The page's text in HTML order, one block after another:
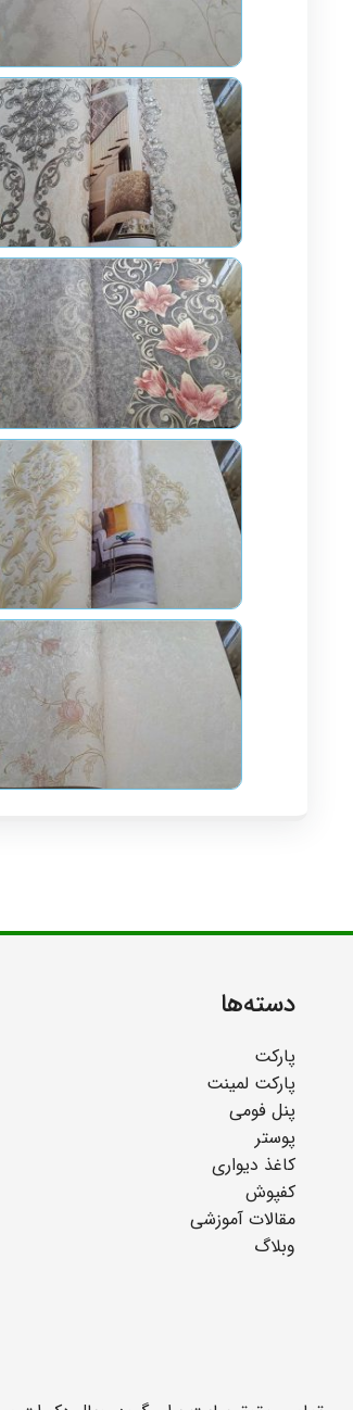
دسته‌ها
پارکت
پارکت لمینت
پنل فومی
پوستر
کاغذ دیواری
کفپوش
مقالات آموزشی
وبلاگ